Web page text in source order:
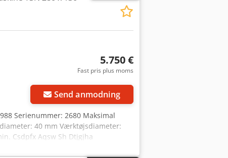
5.750 €
Fast pris plus moms
Send anmodning
Serienummer: 2680 Maksimal
40 mm Værktøjsdiameter:
Csdpfx Aqsw Sh Dtjgjha
kW Øverste – 7,5 kW Universal – 5,5